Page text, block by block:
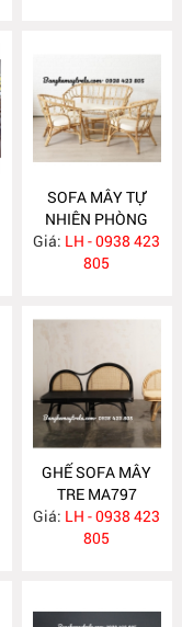
SOFA MÂY TỰ
NHIÊN PHÒNG
KHÁCH MA800
Giá: LH - 0938 423
805
GHẾ SOFA MÂY
TRE MA797
Giá: LH - 0938 423
805